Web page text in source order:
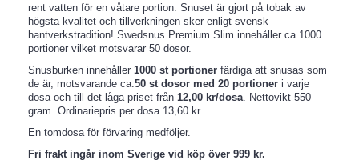
rent vatten för en våtare portion. Snuset är gjort på tobak av
högsta kvalitet och tillverkningen sker enligt svensk
hantverkstradition! Swedsnus Premium Slim innehåller ca 1000
portioner vilket motsvarar 50 dosor.
Snusburken innehåller 1000 st portioner färdiga att snusas som
de är, motsvarande ca.50 st dosor med 20 portioner i varje
dosa och till det låga priset från 12,00 kr/dosa. Nettovikt 550
gram. Ordinariepris per dosa 13,60 kr.
En tomdosa för förvaring medföljer.
Fri frakt ingår inom Sverige vid köp över 999 kr.